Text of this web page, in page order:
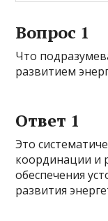
Вопрос 1
Что
развитием
Ответ 1
Это
координации и
обеспечения
развития